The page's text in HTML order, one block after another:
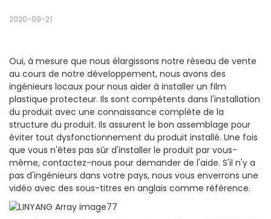
2020-09-21
Oui, à mesure que nous élargissons notre réseau de vente
au cours de notre développement, nous avons des
ingénieurs locaux pour nous aider à installer un film
plastique protecteur. Ils sont compétents dans l'installation
du produit avec une connaissance complète de la
structure du produit. Ils assurent le bon assemblage pour
éviter tout dysfonctionnement du produit installé. Une fois
que vous n'êtes pas sûr d'installer le produit par vous-
même, contactez-nous pour demander de l'aide. S'il n'y a
pas d'ingénieurs dans votre pays, nous vous enverrons une
vidéo avec des sous-titres en anglais comme référence.